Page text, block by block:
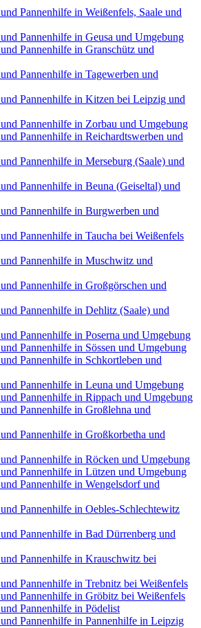
Pannenhilfe in Weißenfels, Saale und
Pannenhilfe in Geusa und Umgebung
Pannenhilfe in Granschütz und
Pannenhilfe in Tagewerben und
Pannenhilfe in Kitzen bei Leipzig und
Pannenhilfe in Zorbau und Umgebung
Pannenhilfe in Reichardtswerben und
Pannenhilfe in Merseburg (Saale) und
Pannenhilfe in Beuna (Geiseltal) und
Pannenhilfe in Burgwerben und
Pannenhilfe in Taucha bei Weißenfels
Pannenhilfe in Muschwitz und
Pannenhilfe in Großgörschen und
Pannenhilfe in Dehlitz (Saale) und
Pannenhilfe in Poserna und Umgebung
Pannenhilfe in Sössen und Umgebung
Pannenhilfe in Schkortleben und
Pannenhilfe in Leuna und Umgebung
Pannenhilfe in Rippach und Umgebung
Pannenhilfe in Großlehna und
Pannenhilfe in Großkorbetha und
Pannenhilfe in Röcken und Umgebung
Pannenhilfe in Lützen und Umgebung
Pannenhilfe in Wengelsdorf und
Pannenhilfe in Oebles-Schlechtewitz
Pannenhilfe in Bad Dürrenberg und
Pannenhilfe in Krauschwitz bei
Pannenhilfe in Trebnitz bei Weißenfels
Pannenhilfe in Gröbitz bei Weißenfels
Pannenhilfe in Pödelist
Pannenhilfe in Pannenhilfe in Leipzig